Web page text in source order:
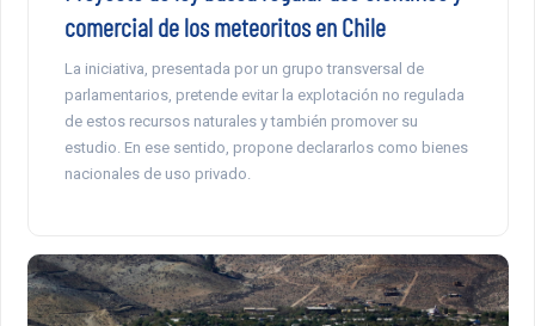
comercial de los meteoritos en Chile
La iniciativa, presentada por un grupo transversal de
parlamentarios, pretende evitar la explotación no regulada
de estos recursos naturales y también promover su
estudio. En ese sentido, propone declararlos como bienes
nacionales de uso privado.